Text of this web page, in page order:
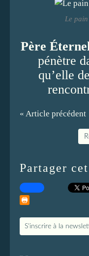
Le
Père
pénètre
qu’elle
« Article précédent
Partager
S'inscrire à la